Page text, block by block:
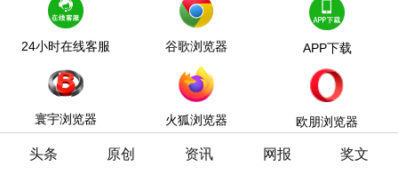
24小时在线客服 谷歌浏览器 APP下载
寰宇浏览器 火狐浏览器 欧朋浏览器
头条 原创 资讯 网报
奖文